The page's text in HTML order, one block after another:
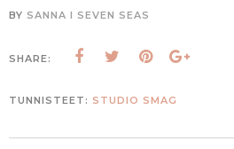
BY SANNA I SEVEN SEAS
SHARE:
TUNNISTEET: STUDIO SMAG